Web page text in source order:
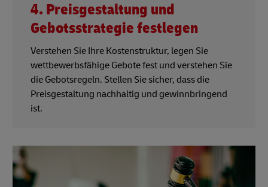
4. Preisgestaltung und
Gebotsstrategie festlegen
Verstehen Sie Ihre Kostenstruktur, legen Sie
wettbewerbsfähige Gebote fest und verstehen Sie
die Gebotsregeln. Stellen Sie sicher, dass die
Preisgestaltung nachhaltig und gewinnbringend
ist.